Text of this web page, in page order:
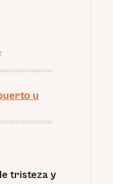
u
tristeza y